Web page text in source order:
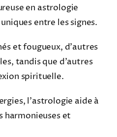
en astrologie
entre les signes.
et fougueux, d’autres
tandis que d’autres
spirituelle.
l’astrologie aide à
harmonieuses et